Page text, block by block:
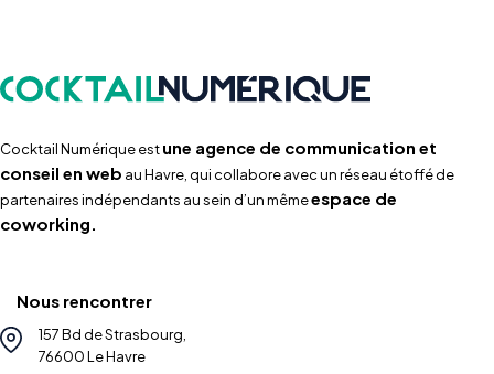
Cocktail Numérique estune agence de communication et
conseil en web au Havre, qui collabore avec un réseau étoffé de
partenaires indépendants au sein d’un mêmeespace de
coworking.
Nous rencontrer
157 Bd de Strasbourg,
76600 Le Havre